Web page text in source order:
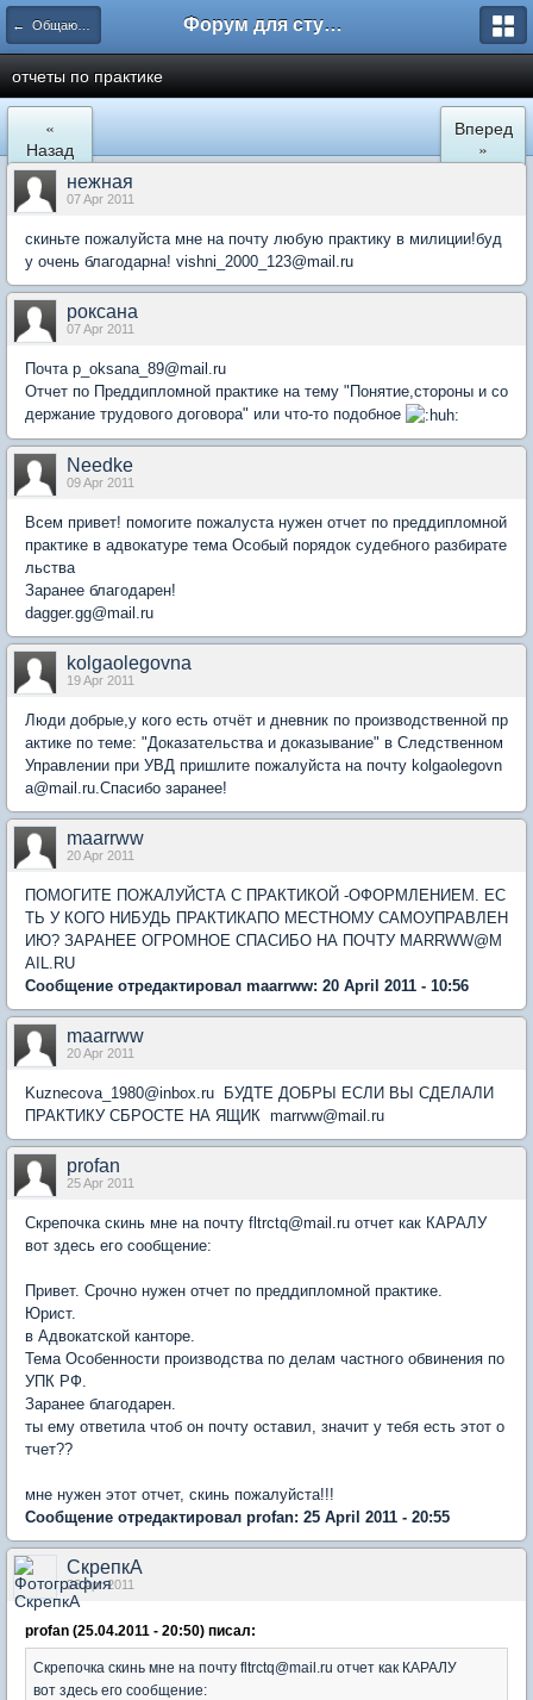
← Общаются юристы Форум для студента СГА
отчеты по практике
«
Назад
Вперед
»
нежная
07 Apr 2011
скиньте пожалуйста мне на почту любую практику в милиции!буд
у очень благодарна! vishni_2000_123@mail.ru
роксана
07 Apr 2011
Почта p_oksana_89@mail.ru
Отчет по Преддипломной практике на тему "Понятие,стороны и со
держание трудового договора" или что-то подобное
Needke
09 Apr 2011
Всем привет! помогите пожалуста нужен отчет по преддипломной
практике в адвокатуре тема Особый порядок судебного разбирате
льства
Заранее благодарен!
dagger.gg@mail.ru
kolgaolegovna
19 Apr 2011
Люди добрые,у кого есть отчёт и дневник по производственной пр
актике по теме: "Доказательства и доказывание" в Следственном
Управлении при УВД пришлите пожалуйста на почту kolgaolegovn
a@mail.ru.Спасибо заранее!
maarrww
20 Apr 2011
ПОМОГИТЕ ПОЖАЛУЙСТА С ПРАКТИКОЙ -ОФОРМЛЕНИЕМ. ЕС
ТЬ У КОГО НИБУДЬ ПРАКТИКАПО МЕСТНОМУ САМОУПРАВЛЕН
ИЮ? ЗАРАНЕЕ ОГРОМНОЕ СПАСИБО НА ПОЧТУ MARRWW@M
AIL.RU
Сообщение отредактировал maarrww: 20 April 2011 - 10:56
maarrww
20 Apr 2011
Kuznecova_1980@inbox.ru БУДТЕ ДОБРЫ ЕСЛИ ВЫ СДЕЛАЛИ
ПРАКТИКУ СБРОСТЕ НА ЯЩИК marrww@mail.ru
profan
25 Apr 2011
Скрепочка скинь мне на почту fltrctq@mail.ru отчет как КАРАЛУ
вот здесь его сообщение:
Привет. Срочно нужен отчет по преддипломной практике.
Юрист.
в Адвокатской канторе.
Тема Особенности производства по делам частного обвинения по
УПК РФ.
Заранее благодарен.
ты ему ответила чтоб он почту оставил, значит у тебя есть этот о
тчет??
мне нужен этот отчет, скинь пожалуйста!!!
Сообщение отредактировал profan: 25 April 2011 - 20:55
СкрепкА
26 Apr 2011
profan (25.04.2011 - 20:50) писал:
Скрепочка скинь мне на почту fltrctq@mail.ru отчет как КАРАЛУ
вот здесь его сообщение: